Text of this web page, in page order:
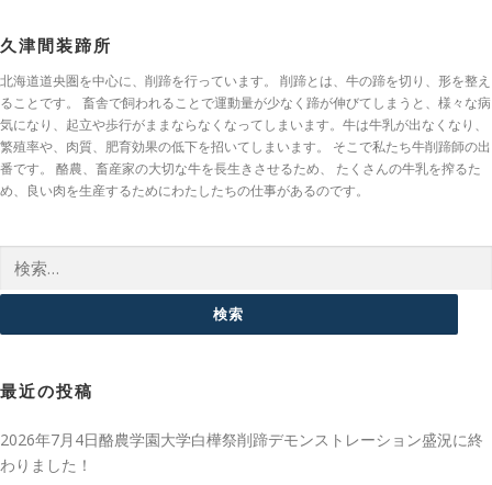
久津間装蹄所
北海道道央圏を中心に、削蹄を行っています。 削蹄とは、牛の蹄を切り、形を整え
ることです。 畜舎で飼われることで運動量が少なく蹄が伸びてしまうと、様々な病
気になり、起立や歩行がままならなくなってしまいます。牛は牛乳が出なくなり、
繁殖率や、肉質、肥育効果の低下を招いてしまいます。 そこで私たち牛削蹄師の出
番です。 酪農、畜産家の大切な牛を長生きさせるため、 たくさんの牛乳を搾るた
め、良い肉を生産するためにわたしたちの仕事があるのです。
最近の投稿
2026年7月4日酪農学園大学白樺祭削蹄デモンストレーション盛況に終
わりました！